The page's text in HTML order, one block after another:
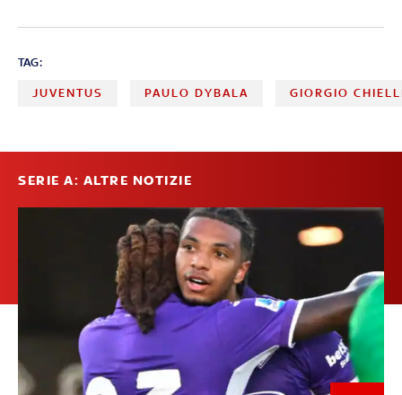
TAG:
JUVENTUS PAULO DYBALA GIORGIO
SERIE A: ALTRE NOTIZIE